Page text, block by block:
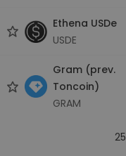
Ethena USDe
USDE
Gram (prev.
Toncoin)
GRAM
25